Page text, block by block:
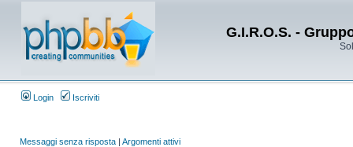
G.I.R.O.S. -
Login Iscriviti
Messaggi senza risposta | Argomenti attivi